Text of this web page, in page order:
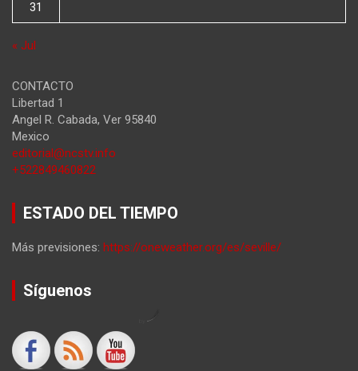
31
« Jul
CONTACTO
Libertad 1
Angel R. Cabada, Ver 95840
Mexico
editorial@ncstv.info
+522849460822
ESTADO DEL TIEMPO
Más previsiones: https://oneweather.org/es/seville/
Síguenos